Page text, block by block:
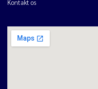
Kontakt os